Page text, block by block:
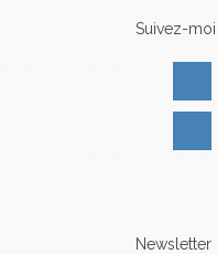
Suivez-moi
Newsletter